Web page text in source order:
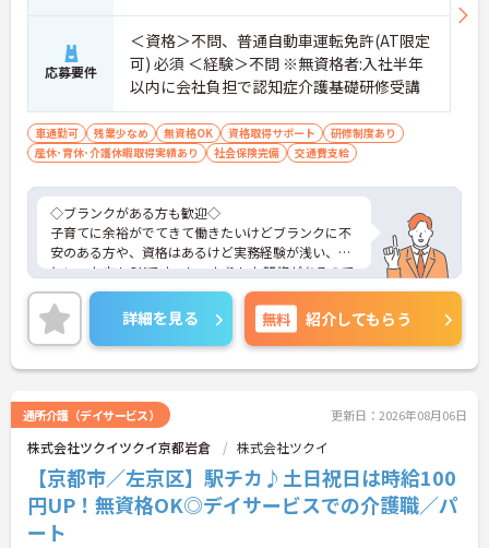
応募要件
＜資格＞不問、普通自動車運転免許(AT限定
可) 必須 ＜経験＞不問 ※無資格者:入社半年
以内に会社負担で認知症介護基礎研修受講
車通勤可 残業少なめ 無資格OK 資格取得サポート
研修制度あり
産休･育休･介護休暇取得実績あり
社会保険完備 交通費支給
◇ブランクがある方も歓迎◇
子育てに余裕がでてきて働きたいけどブランクに不
安のある方や、資格はあるけど実務経験が浅い、、
といった方もOKです。しっかりした研修があるので
心配はいりません！
待遇も充実！充実交通費あり・社保完備・休暇制度
…etc.働きやすい環境です。
詳細を見る 無料 紹介してもらう
通所介護（デイサービス） 更新日：2026年08月06日
株式会社ツクイツクイ京都岩倉 株式会社ツクイ
【京都市／左京区】駅チカ♪土日祝日は時給100
円UP！無資格OK◎デイサービスでの介護職／パ
ート